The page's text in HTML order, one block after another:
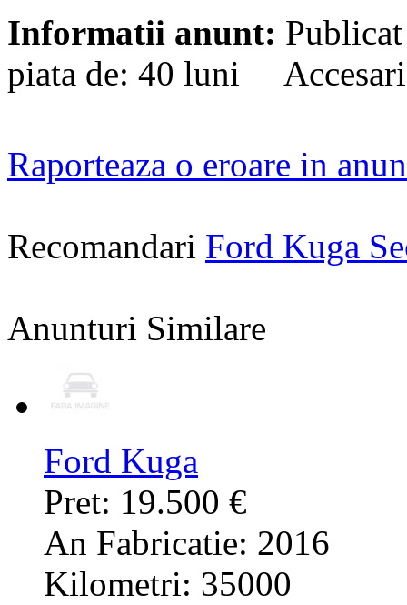
Informatii anunt:
piata de: 40 luni
Raporteaza o eroare in
Recomandari Ford Kuga
Anunturi Similare
Ford Kuga
Pret: 19.500 €
An Fabricatie: 2016
Kilometri: 35000